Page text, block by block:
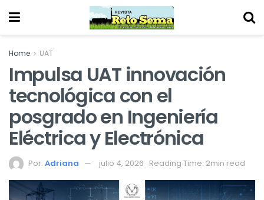
Home UAT
Impulsa UAT innovación
tecnológica con el
posgrado en Ingeniería
Eléctrica y Electrónica
Por: Adriana julio 4, 2026 Reading Time: 2min read